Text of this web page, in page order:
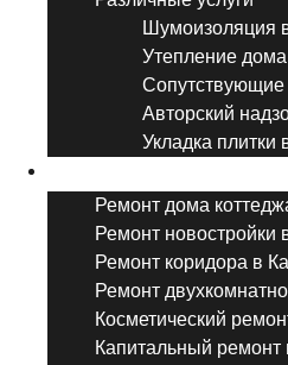
Шумоизоляция
Утепление
Сопутствующие
Авторский
Укладка плитки
Ремонт дома
Ремонт новостройки
Ремонт коридора в
Ремонт
Косметический
Капитальный ремонт